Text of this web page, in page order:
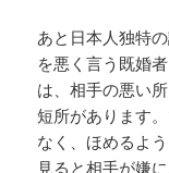
あと日本人独特
を悪く言う既婚
は、相手の悪い
短所があります
なく、ほめるよ
見ると相手が嫌